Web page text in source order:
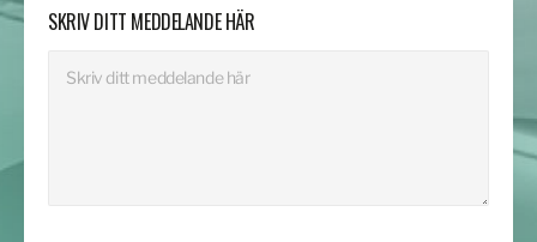
SKRIV DITT MEDDELANDE HÄR